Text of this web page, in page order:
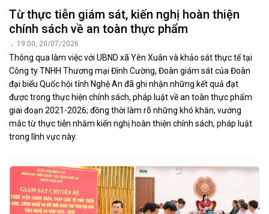
16:06, 20/07/2026
Đoàn ĐBQH tỉnh Nghệ An đã giám sát việc thực hiện chính sách,
pháp luật về khoa học, công nghệ và đổi mới sáng tạo (KHCN và
ĐMST) tại các cơ sở đào tạo, bệnh viện, doanh nghiệp, Khu kinh tế
Đông Nam và UBND tỉnh. Qua giám sát cho thấy, nhiều “hạt nhân”
đổi mới được ghi nhận; đồng thời những điểm nghẽn về thể chế,
đất đai, vốn, hạ tầng và nhân lực cũng được nhận diện, đặt ra yêu
cầu tiếp tục tháo gỡ để KHCN thực sự tạo ra giá trị.
TIN ĐỌC NHIỀU
Kỳ họp không thường lệ thứ Nhất: Quốc hội quyết định nhân sự,